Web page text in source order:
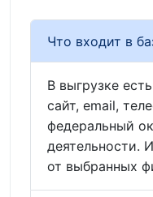
Что входит в
В выгрузке
сайт, email,
федеральный
деятельности.
от выбранных